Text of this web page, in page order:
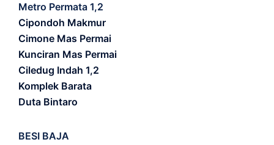
Metro Permata 1,2
Cipondoh Makmur
Cimone Mas Permai
Kunciran Mas Permai
Ciledug Indah 1,2
Komplek Barata
Duta Bintaro
BESI BAJA